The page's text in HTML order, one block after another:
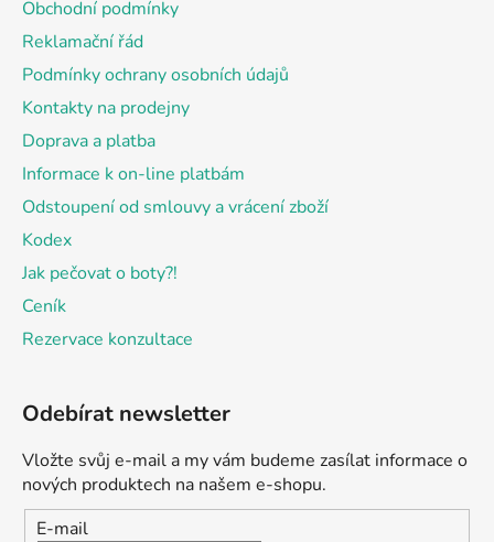
Obchodní podmínky
Reklamační řád
Podmínky ochrany osobních údajů
Kontakty na prodejny
Doprava a platba
Informace k on-line platbám
Odstoupení od smlouvy a vrácení zboží
Kodex
Jak pečovat o boty?!
Ceník
Rezervace konzultace
Odebírat newsletter
Vložte svůj e-mail a my vám budeme zasílat informace o
nových produktech na našem e-shopu.
E-mail